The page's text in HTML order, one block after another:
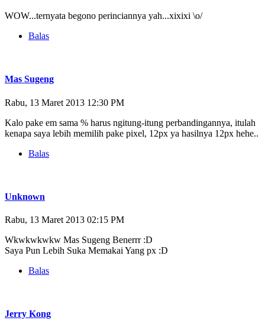
WOW...ternyata begono perinciannya yah...xixixi \o/
Balas
Mas Sugeng
Rabu, 13 Maret 2013 12:30 PM
Kalo pake em sama % harus ngitung-itung perbandingannya, itulah
kenapa saya lebih memilih pake pixel, 12px ya hasilnya 12px hehe..
Balas
Unknown
Rabu, 13 Maret 2013 02:15 PM
Wkwkwkwkw Mas Sugeng Benerrr :D
Saya Pun Lebih Suka Memakai Yang px :D
Balas
Jerry Kong